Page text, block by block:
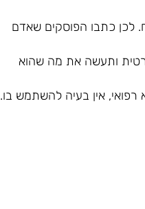
לכן כתבו הפוסקים שאדם
ותעשה את מה שהוא
אין בעיה להשתמש בו.